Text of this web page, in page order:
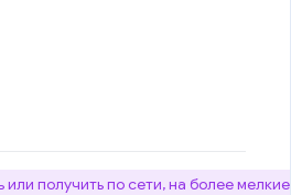
или получить по сети, на более мелкие